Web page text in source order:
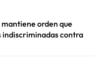
orden que
indiscriminadas contra